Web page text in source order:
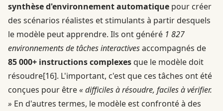
synthèse d'environnement automatique pour créer
des scénarios réalistes et stimulants à partir desquels
le modèle peut apprendre. Ils ont généré 1 827
environnements de tâches interactivesaccompagnés de
85 000+ instructions complexesque le modèle doit
résoudre[16]. L'important, c'est que ces tâches ont été
conçues pour être« difficiles à résoudre, faciles à vérifier.
» En d'autres termes, le modèle est confronté à des